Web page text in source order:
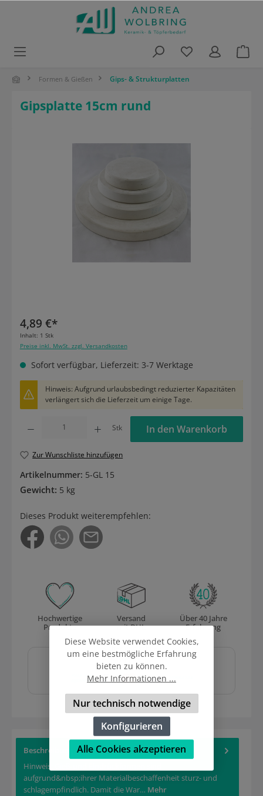
Formen & Gießen Gips- & Strukturplatten
Gipsplatte 15cm rund
Bildergalerie überspringen
4,89 €*
Inhalt: 1 Stk
Preise inkl. MwSt. zzgl. Versandkosten
Sofort verfügbar, Lieferzeit: 3-7 Werktage
Hinweis: Aufgrund urlaubsbedingt reduzierter Kapazitäten
verlängert sich die Lieferzeit um einige Tage.
Stk In den Warenkorb
Zur Wunschliste hinzufügen
Artikelnummer: 5-GL 15
Gewicht: 5 kg
Dieses Produkt weiterempfehlen:
Hochwertige
Produkte
Versand
mit DHL
Über 40 Jahre
Erfahrung
bezahlen mit
Beschreibung
Hinweis: Gieß-und Eindrückformen sind
aufgrund&nbsp;ihrer Materialbeschaffenheit sturz- und
schlagempfindlich. Damit die War… Mehr
Diese Website verwendet Cookies,
um eine bestmögliche Erfahrung
bieten zu können.
Mehr Informationen ...
Nur technisch notwendige
Konfigurieren
Alle Cookies akzeptieren